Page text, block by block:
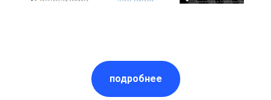
подробнее